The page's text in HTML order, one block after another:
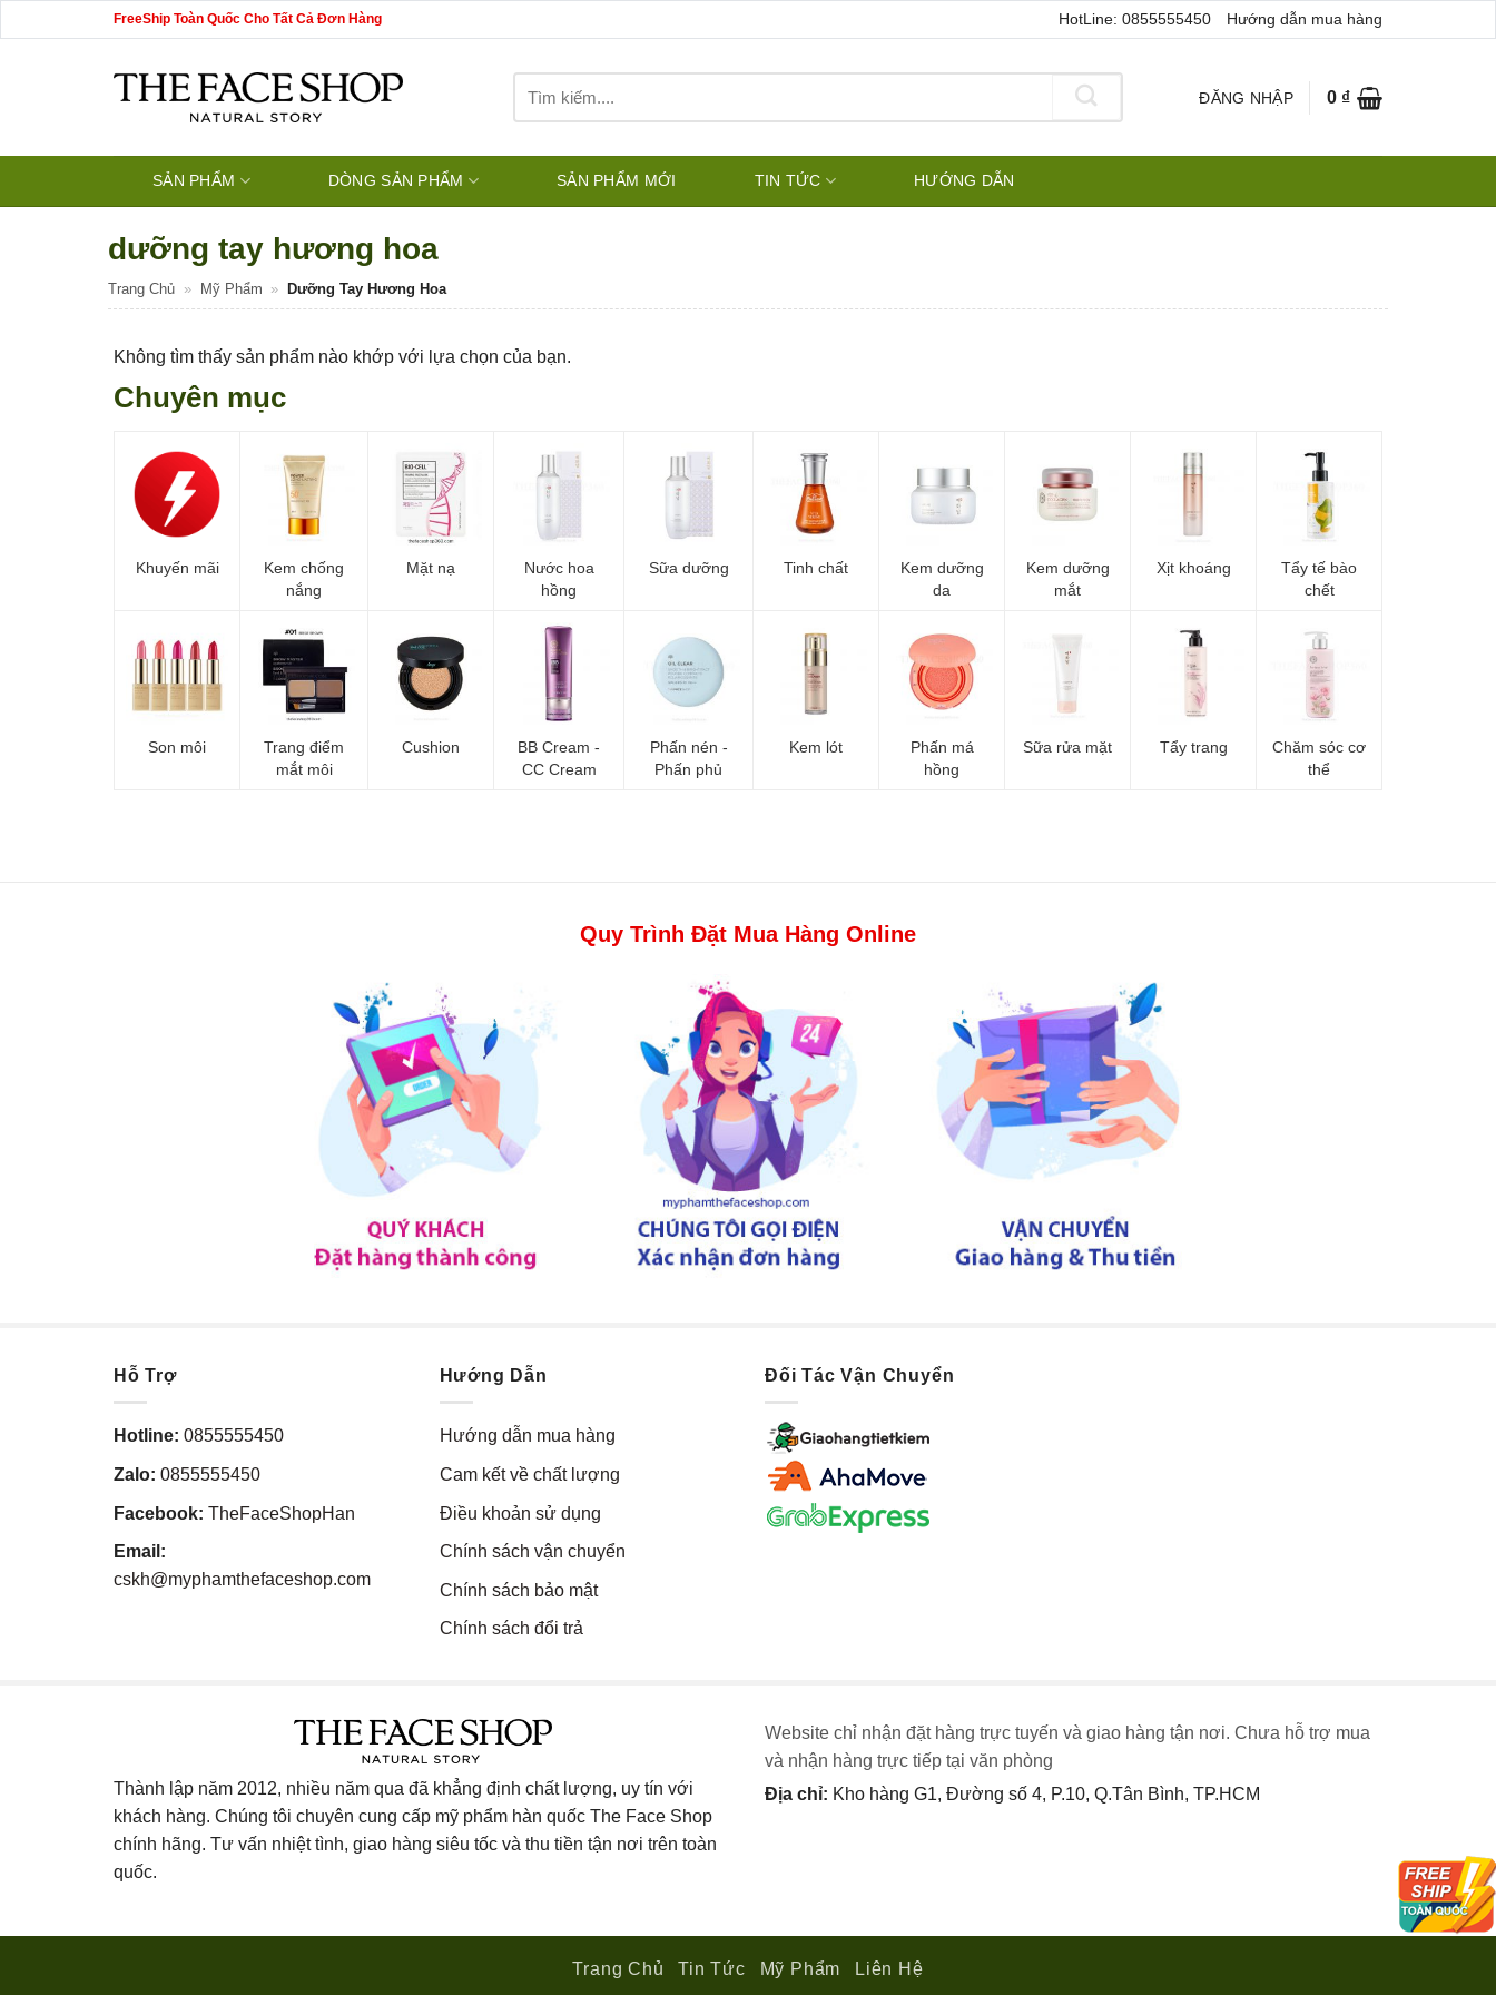
qua
FreeShip Toàn Quốc Cho Tất Cả Đơn Hàng HotLine: 0855555450 Hướng dẫn mua hàng
kiếm:
ĐĂNG NHẬP 0 ₫
SẢN PHẨM DÒNG SẢN PHẨM SẢN PHẨM MỚI TIN TỨC HƯỚNG DẪN
dưỡng tay hương hoa
Trang Chủ » Mỹ Phẩm » Dưỡng Tay Hương Hoa
Không tìm thấy sản phẩm nào khớp với lựa chọn của bạn.
Chuyên mục
Khuyến mãi
Kem chống
nắng
Mặt nạ
Nước hoa
hồng
Sữa dưỡng Tinh chất
Kem dưỡng
da
Kem dưỡng
mắt
Xịt khoáng
Tẩy tế bào
chết
Son môi
Trang điểm
mắt môi
Cushion
BB Cream -
CC Cream
Phấn nén -
Phấn phủ
Kem lót
Phấn má
hồng
Sữa rửa mặt Tẩy trang
Chăm sóc cơ
thể
Quy Trình Đặt Mua Hàng Online
Hỗ Trợ
Hotline: 0855555450
Zalo: 0855555450
Facebook: TheFaceShopHan
Email:
cskh@myphamthefaceshop.com
Hướng Dẫn
Hướng dẫn mua hàng
Cam kết về chất lượng
Điều khoản sử dụng
Chính sách vận chuyển
Chính sách bảo mật
Chính sách đổi trả
Đối Tác Vận Chuyển
Thành lập năm 2012, nhiều năm qua đã khẳng định chất lượng, uy tín với
khách hàng. Chúng tôi chuyên cung cấp mỹ phẩm hàn quốc The Face Shop
chính hãng. Tư vấn nhiệt tình, giao hàng siêu tốc và thu tiền tận nơi trên toàn
quốc.
Website chỉ nhận đặt hàng trực tuyến và giao hàng tận nơi. Chưa hỗ trợ mua
và nhận hàng trực tiếp tại văn phòng
Địa chỉ: Kho hàng G1, Đường số 4, P.10, Q.Tân Bình, TP.HCM
Trang Chủ Tin Tức Mỹ Phẩm
Liên Hệ